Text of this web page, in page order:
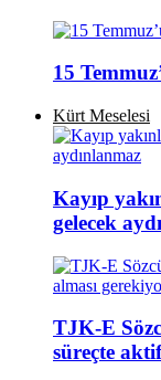
15
Kürt Meselesi
Kayıp
gelecek
TJK-E
süreçte